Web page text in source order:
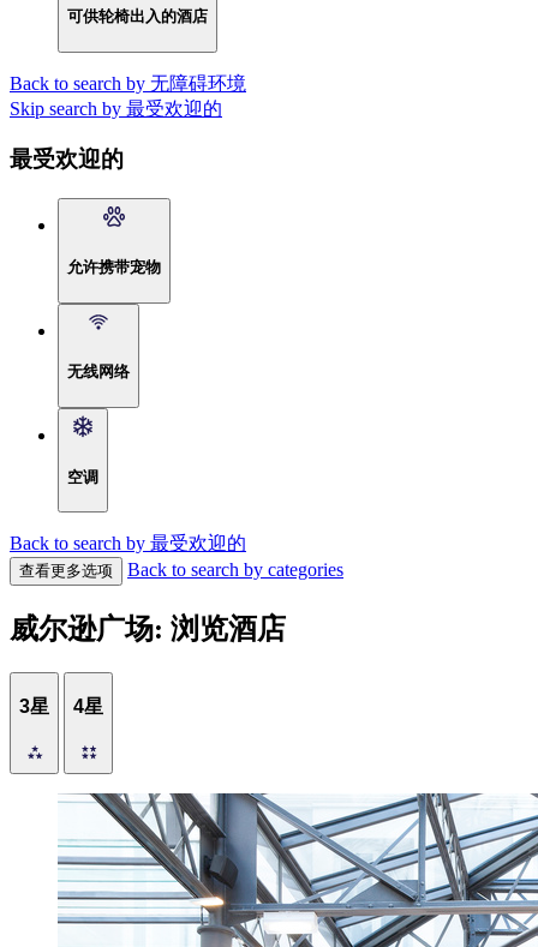
可供轮椅出入的酒店
Back to search by 无障碍环境
Skip search by 最受欢迎的
最受欢迎的
允许携带宠物
无线网络
空调
Back to search by 最受欢迎的
查看更多选项 Back to search by categories
威尔逊广场: 浏览酒店
3星 4星